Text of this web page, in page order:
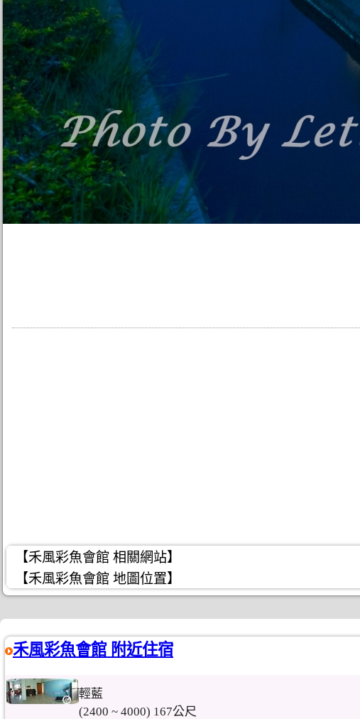
【禾風彩魚會館 相關網站】
【禾風彩魚會館 地圖位置】
禾風彩魚會館 附近住宿
輕藍
(2400 ~ 4000) 167公尺